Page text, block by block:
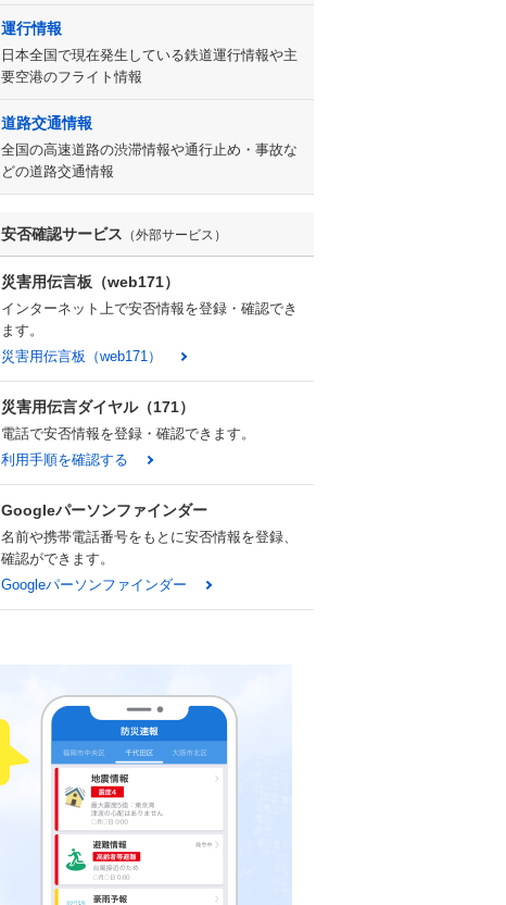
運行情報
日本全国で現在発生している鉄道運行情報や主
要空港のフライト情報
道路交通情報
全国の高速道路の渋滞情報や通行止め・事故な
どの道路交通情報
安否確認サービス （外部サービス）
災害用伝言板（web171）
インターネット上で安否情報を登録・確認でき
ます。
災害用伝言板（web171）
災害用伝言ダイヤル（171）
電話で安否情報を登録・確認できます。
利用手順を確認する
Googleパーソンファインダー
名前や携帯電話番号をもとに安否情報を登録、
確認ができます。
Googleパーソンファインダー